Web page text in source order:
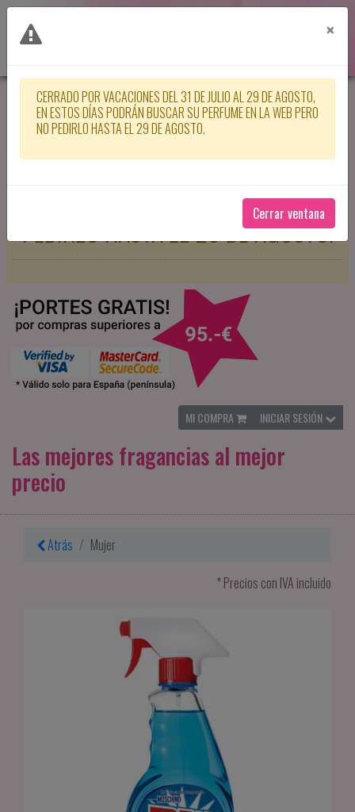
CERRADO POR VACACIONES DEL 31
DE JULIO AL 29 DE AGOSTO, EN
ESTOS DÍAS PODRÁN BUSCAR SU
PERFUME EN LA WEB PERO NO
PEDIRLO HASTA EL 29 DE AGOSTO.
MI COMPRA INICIAR SESIÓN
Las mejores fragancias al mejor
precio
Atrás
Mujer
* Precios con IVA incluido
×
CERRADO POR VACACIONES DEL 31 DE JULIO AL 29 DE AGOSTO,
EN ESTOS DÍAS PODRÁN BUSCAR SU PERFUME EN LA WEB PERO
NO PEDIRLO HASTA EL 29 DE AGOSTO.
Cerrar ventana